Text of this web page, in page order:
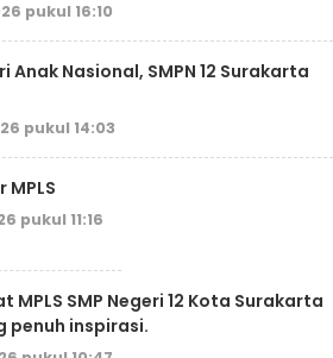
pukul 16:10
Anak Nasional, SMPN 12 Surakarta
pukul 14:03
MPLS
pukul 11:16
MPLS SMP Negeri 12 Kota Surakarta
penuh inspirasi.